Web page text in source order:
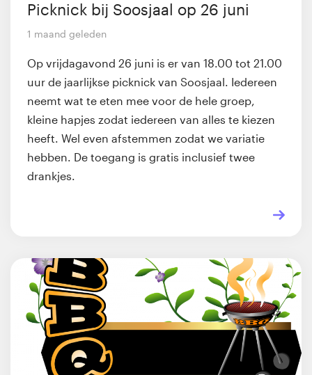
Picknick bij Soosjaal op 26 juni
1 maand geleden
Op vrijdagavond 26 juni is er van 18.00 tot 21.00
uur de jaarlijkse picknick van Soosjaal. Iedereen
neemt wat te eten mee voor de hele groep,
kleine hapjes zodat iedereen van alles te kiezen
heeft. Wel even afstemmen zodat we variatie
hebben. De toegang is gratis inclusief twee
drankjes.